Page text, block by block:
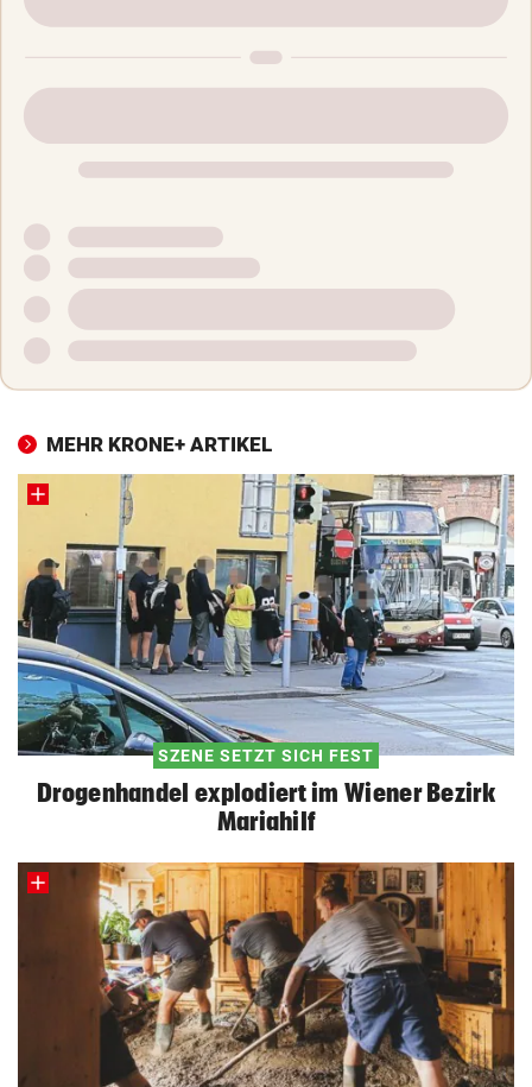
MEHR KRONE+ ARTIKEL
SZENE SETZT SICH FEST
Drogenhandel explodiert im Wiener Bezirk
Mariahilf